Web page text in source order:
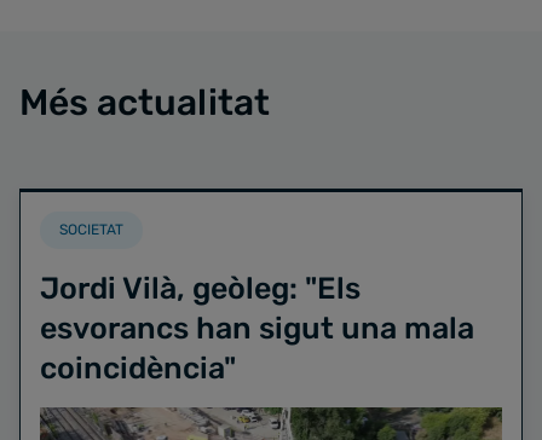
Més actualitat
SOCIETAT
Jordi Vilà, geòleg: "Els
esvorancs han sigut una mala
coincidència"